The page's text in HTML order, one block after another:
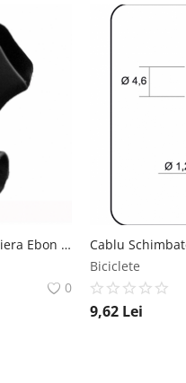
Protectie comenzi cursiera Ebon Shimano 7800, culoare negru Ebon
0
Biciclete
9,62 Lei